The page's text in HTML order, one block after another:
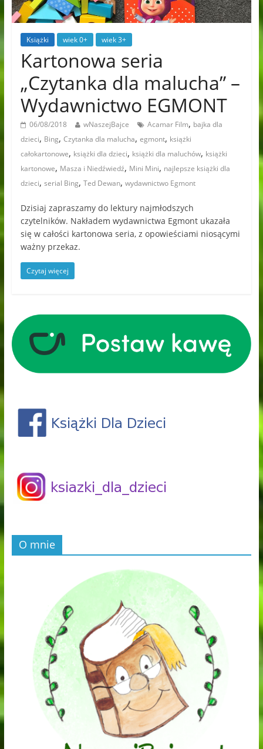
Książki wiek 0+ wiek 3+
Kartonowa seria
„Czytanka dla malucha” –
Wydawnictwo EGMONT
06/08/2018 wNaszejBajce Acamar Film, bajka dla
dzieci, Bing, Czytanka dla malucha, egmont, książki
całokartonowe, książki dla dzieci, książki dla maluchów, książki
kartonowe, Masza i Niedźwiedź, Mini Mini, najlepsze książki dla
dzieci, serial Bing, Ted Dewan, wydawnictwo Egmont
Dzisiaj zapraszamy do lektury najmłodszych
czytelników. Nakładem wydawnictwa Egmont ukazała
się w całości kartonowa seria, z opowieściami niosącymi
ważny przekaz.
Czytaj więcej
O mnie